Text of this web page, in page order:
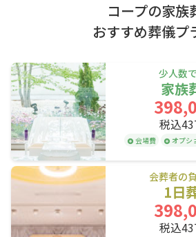
芽室駅
柏林台駅
帯広駅
白糠駅
西庶路駅
大楽毛駅
釧路駅
花咲線
コープの家族
おすすめ葬儀プ
少人数
家族
税込
会場費 オプシ
会葬者の
1日
税込